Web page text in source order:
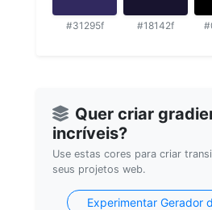
#31295f #18142f
Quer criar
incríveis?
Use estas cores para criar
seus projetos web.
Experimentar Gerador